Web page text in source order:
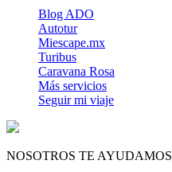
Blog ADO
Autotur
Miescape.mx
Turibus
Caravana Rosa
Más servicios
Seguir mi viaje
NOSOTROS TE AYUDAMOS